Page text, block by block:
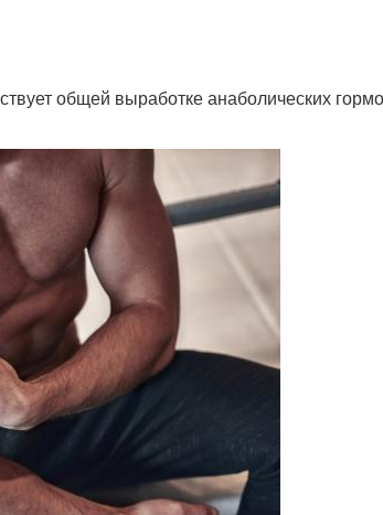
общей выработке анаболических